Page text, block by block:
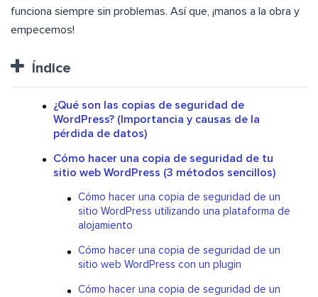
funciona siempre sin problemas. Así que, ¡manos a la obra y
empecemos!
Índice
¿Qué son las copias de seguridad de
WordPress? (Importancia y causas de la
pérdida de datos)
Cómo hacer una copia de seguridad de tu
sitio web WordPress (3 métodos sencillos)
Cómo hacer una copia de seguridad de un
sitio WordPress utilizando una plataforma de
alojamiento
Cómo hacer una copia de seguridad de un
sitio web WordPress con un plugin
Cómo hacer una copia de seguridad de un